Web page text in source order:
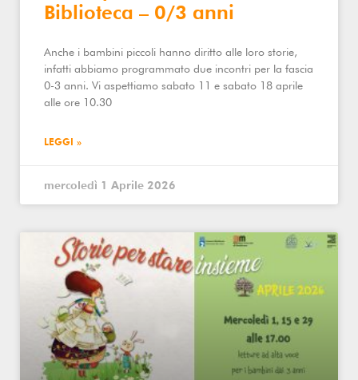
Biblioteca – 0/3 anni
Anche i bambini piccoli hanno diritto alle loro storie,
infatti abbiamo programmato due incontri per la fascia
0-3 anni. Vi aspettiamo sabato 11 e sabato 18 aprile
alle ore 10.30
LEGGI »
mercoledì 1 Aprile 2026